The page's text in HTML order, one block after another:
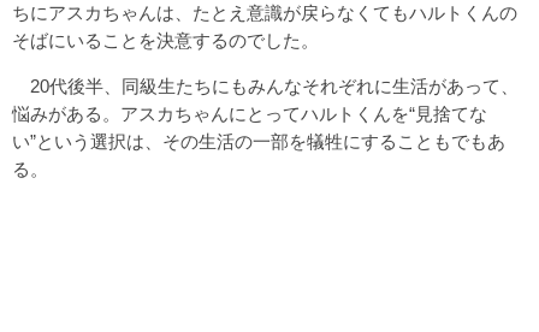
ちにアスカちゃんは、たとえ意識が戻らなくてもハルトくんの
そばにいることを決意するのでした。
20代後半、同級生たちにもみんなそれぞれに生活があって、
悩みがある。アスカちゃんにとってハルトくんを“見捨てな
い”という選択は、その生活の一部を犠牲にすることもでもあ
る。